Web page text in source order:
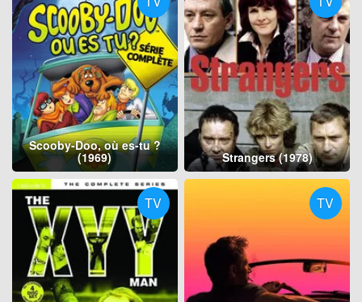
Scooby-Doo, où es-tu ?
(1969) Strangers (1978)
TV TV